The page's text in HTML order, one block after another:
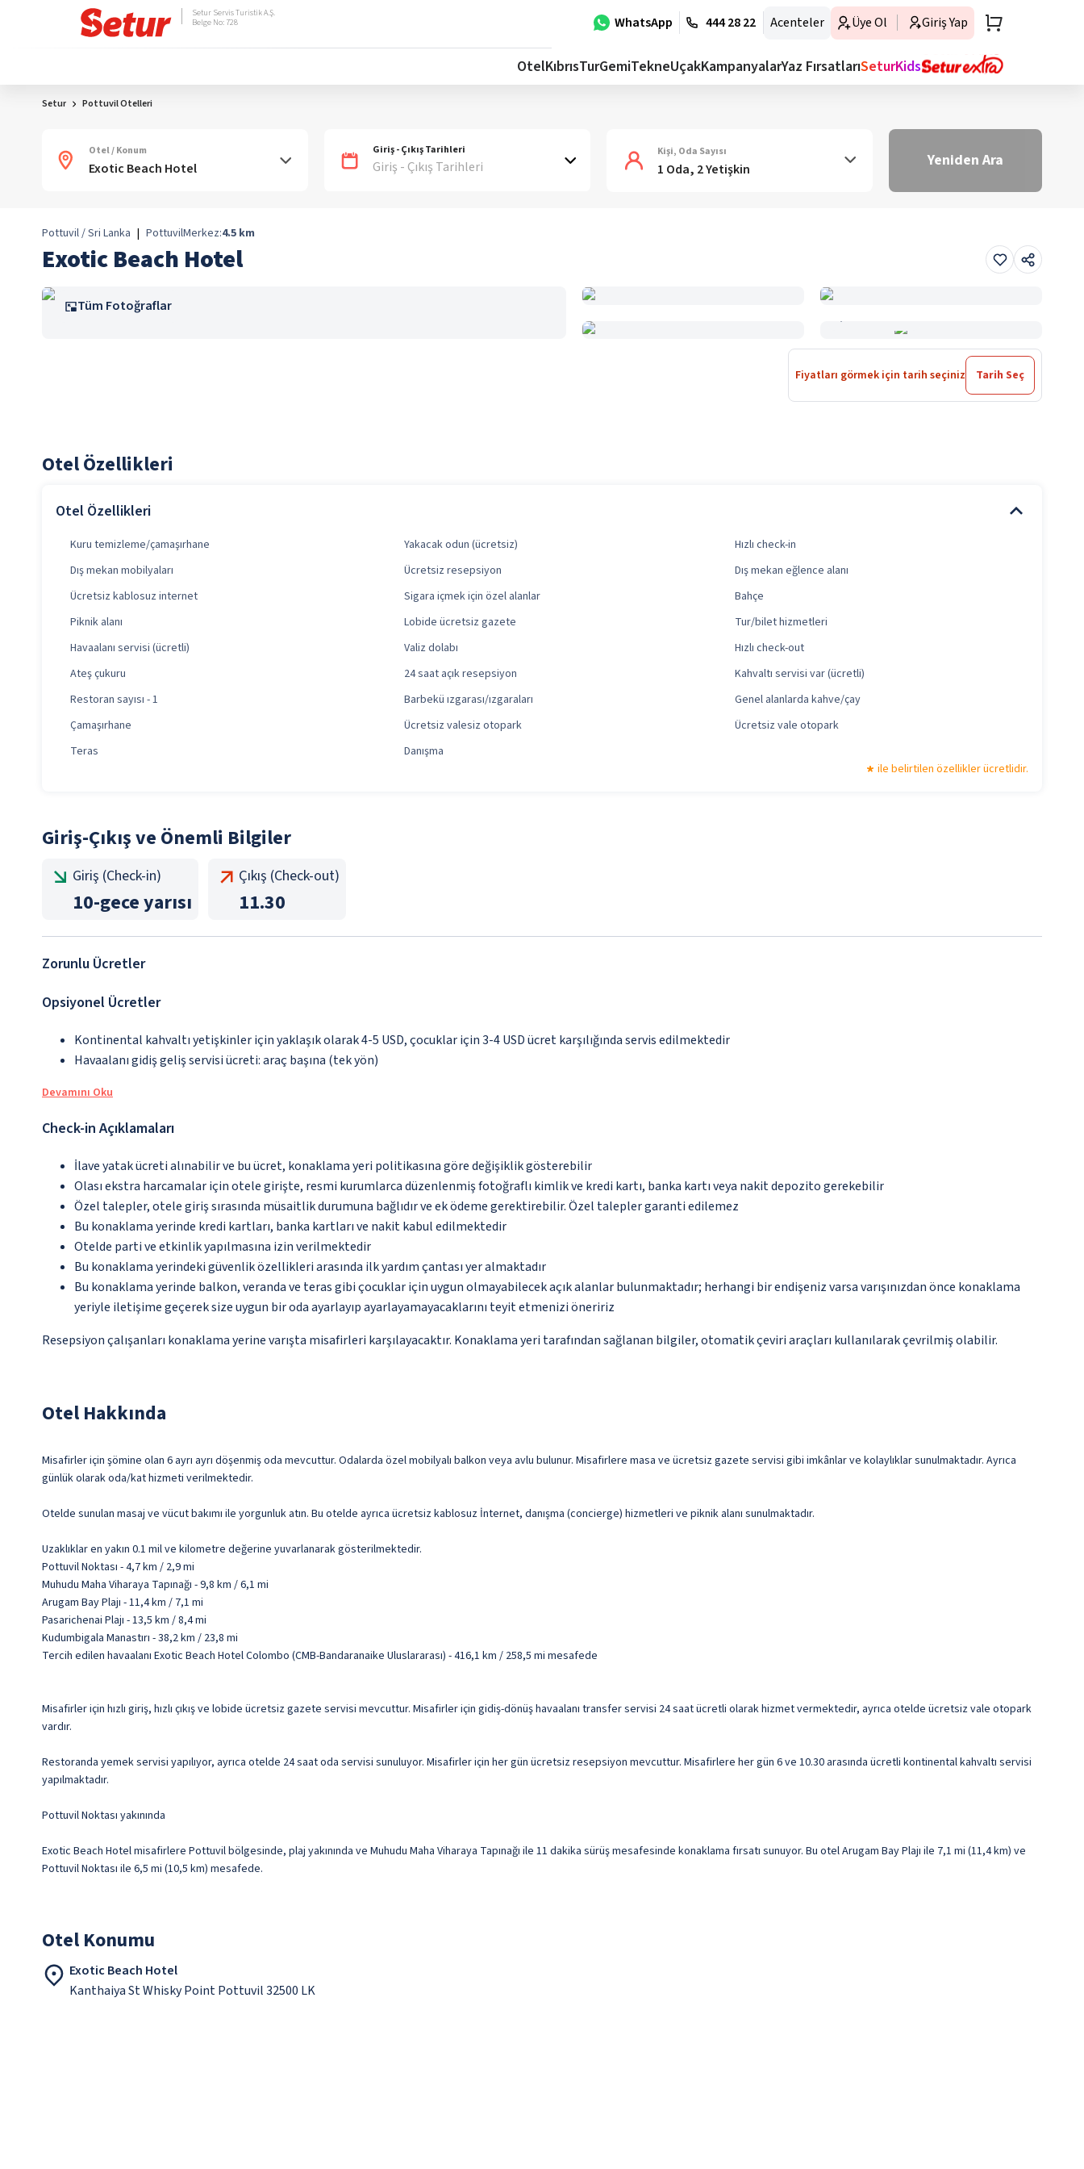
WhatsApp 444 28 22 Acenteler Üye Ol Giriş Yap
Setur Servis Turistik A.Ş.
Belge No: 728
OtelKıbrısTurGemiTekneUçakKampanyalarYaz FırsatlarıSeturKids
Setur Pottuvil Otelleri
Otel / Konum Giriş - Çıkış Tarihleri
Giriş - Çıkış Tarihleri
Kişi, Oda Sayısı
1 Oda, 2 Yetişkin Yeniden Ara
Pottuvil / Sri Lanka | PottuvilMerkez:4.5 km
Exotic Beach Hotel
Tüm Fotoğraflar
Fiyatları görmek için tarih seçiniz Tarih Seç
Otel Özellikleri
Otel Özellikleri
Kuru temizleme/çamaşırhane Yakacak odun (ücretsiz)
Hızlı check-in
Dış mekan mobilyaları
Ücretsiz resepsiyon
Dış mekan eğlence alanı
Ücretsiz kablosuz internet
Sigara içmek için özel alanlar
Bahçe
Piknik alanı
Lobide ücretsiz gazete
Tur/bilet hizmetleri
Havaalanı servisi (ücretli)
Valiz dolabı
Hızlı check-out
Ateş çukuru
24 saat açık resepsiyon
Kahvaltı servisi var (ücretli)
Restoran sayısı - 1
Barbekü ızgarası/ızgaraları
Genel alanlarda kahve/çay
Çamaşırhane
Ücretsiz valesiz otopark
Ücretsiz vale otopark
Teras
Danışma
ile belirtilen özellikler ücretlidir.
Giriş-Çıkış ve Önemli Bilgiler
Giriş (Check-in)
10-gece yarısı
Çıkış (Check-out)
11.30
Zorunlu Ücretler
Opsiyonel Ücretler
Kontinental kahvaltı yetişkinler için yaklaşık olarak 4-5 USD, çocuklar için 3-4 USD ücret karşılığında servis edilmektedir
Havaalanı gidiş geliş servisi ücreti: araç başına (tek yön)
Devamını Oku
Check-in Açıklamaları
İlave yatak ücreti alınabilir ve bu ücret, konaklama yeri politikasına göre değişiklik gösterebilir
Olası ekstra harcamalar için otele girişte, resmi kurumlarca düzenlenmiş fotoğraflı kimlik ve kredi kartı, banka kartı veya nakit depozito gerekebilir
Özel talepler, otele giriş sırasında müsaitlik durumuna bağlıdır ve ek ödeme gerektirebilir. Özel talepler garanti edilemez
Bu konaklama yerinde kredi kartları, banka kartları ve nakit kabul edilmektedir
Otelde parti ve etkinlik yapılmasına izin verilmektedir
Bu konaklama yerindeki güvenlik özellikleri arasında ilk yardım çantası yer almaktadır
Bu konaklama yerinde balkon, veranda ve teras gibi çocuklar için uygun olmayabilecek açık alanlar bulunmaktadır; herhangi bir endişeniz varsa varışınızdan önce konaklama
yeriyle iletişime geçerek size uygun bir oda ayarlayıp ayarlayamayacaklarını teyit etmenizi öneririz
Resepsiyon çalışanları konaklama yerine varışta misafirleri karşılayacaktır. Konaklama yeri tarafından sağlanan bilgiler, otomatik çeviri araçları kullanılarak çevrilmiş olabilir.
Otel Hakkında
Misafirler için şömine olan 6 ayrı ayrı döşenmiş oda mevcuttur. Odalarda özel mobilyalı balkon veya avlu bulunur. Misafirlere masa ve ücretsiz gazete servisi gibi imkânlar ve kolaylıklar sunulmaktadır. Ayrıca
günlük olarak oda/kat hizmeti verilmektedir.
Otelde sunulan masaj ve vücut bakımı ile yorgunluk atın. Bu otelde ayrıca ücretsiz kablosuz İnternet, danışma (concierge) hizmetleri ve piknik alanı sunulmaktadır.
Uzaklıklar en yakın 0.1 mil ve kilometre değerine yuvarlanarak gösterilmektedir.
Pottuvil Noktası - 4,7 km / 2,9 mi
Muhudu Maha Viharaya Tapınağı - 9,8 km / 6,1 mi
Arugam Bay Plajı - 11,4 km / 7,1 mi
Pasarichenai Plajı - 13,5 km / 8,4 mi
Kudumbigala Manastırı - 38,2 km / 23,8 mi
Tercih edilen havaalanı Exotic Beach Hotel Colombo (CMB-Bandaranaike Uluslararası) - 416,1 km / 258,5 mi mesafede
Misafirler için hızlı giriş, hızlı çıkış ve lobide ücretsiz gazete servisi mevcuttur. Misafirler için gidiş-dönüş havaalanı transfer servisi 24 saat ücretli olarak hizmet vermektedir, ayrıca otelde ücretsiz vale otopark
vardır.
Restoranda yemek servisi yapılıyor, ayrıca otelde 24 saat oda servisi sunuluyor. Misafirler için her gün ücretsiz resepsiyon mevcuttur. Misafirlere her gün 6 ve 10.30 arasında ücretli kontinental kahvaltı servisi
yapılmaktadır.
Pottuvil Noktası yakınında
Exotic Beach Hotel misafirlere Pottuvil bölgesinde, plaj yakınında ve Muhudu Maha Viharaya Tapınağı ile 11 dakika sürüş mesafesinde konaklama fırsatı sunuyor. Bu otel Arugam Bay Plajı ile 7,1 mi (11,4 km) ve
Pottuvil Noktası ile 6,5 mi (10,5 km) mesafede.
Otel Konumu
Exotic Beach Hotel
Kanthaiya St Whisky Point Pottuvil 32500 LK